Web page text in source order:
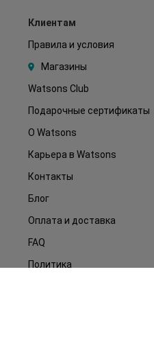
Клиентам
Правила и условия
Магазины
Watsons Club
Подарочные сертификаты
О Watsons
Карьера в Watsons
Контакты
Блог
Оплата и доставка
FAQ
Политика